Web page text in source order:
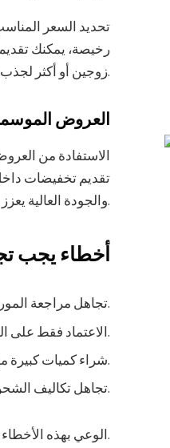
تحديد السعر
رخيصة، يمكنك
زوجين أو أكثر لجذب الزبائن وتحفيز المبيعات.
العروض
الاستفادة من
تقديم تخفيضات
والجودة العالية يعزز من فرص نجاح تجارتك.
أخطاء يجب
تجاهل مراجعة الموردين والتأكد من سمعتهم.
الاعتماد فقط على الصور دون فحص العينات الفعلية.
شراء كميات كبيرة من موديلات غير مضمونة الطلب.
تجاهل تكاليف الشحن والرسوم الجمركية عند الموردين الدوليين.
الوعي بهذه الأخطاء يضمن لك استثمار آمن ويقلل من خسائرك المحتملة.